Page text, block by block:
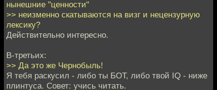
нынешние "ценности"
>> неизменно скатываются на визг и нецензурную
лексику?
Действительно интересно.
В-третьих:
>> Да это же Чернобыль!
Я тебя раскусил - либо ты БОТ, либо твой IQ - ниже
плинтуса. Совет: учись читать.